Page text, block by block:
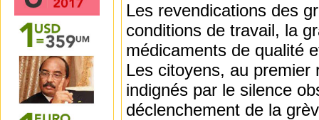
Les revendications des
conditions de travail, la
médicaments de qualité
Les citoyens, au
indignés par le silence
déclenchement de la